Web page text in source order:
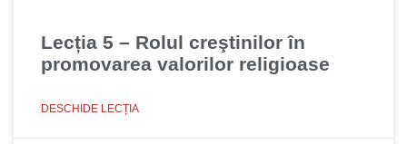
Lecția 5 – Rolul creştinilor în
promovarea valorilor religioase
DESCHIDE LECȚIA